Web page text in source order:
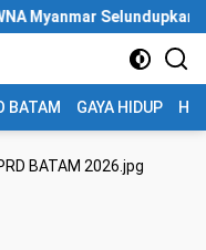
Selundupkan 1,3 Ton
BATAM GAYA HIDUP